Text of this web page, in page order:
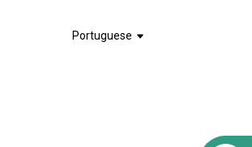
Portuguese